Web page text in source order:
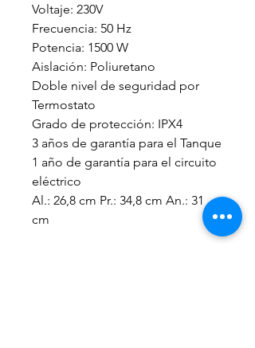
Voltaje: 230V
Frecuencia: 50 Hz
Potencia: 1500 W
Aislación: Poliuretano
Doble nivel de seguridad por
Termostato
Grado de protección: IPX4
3 años de garantía para el Tanque
1 año de garantía para el circuito
eléctrico
Al.: 26,8 cm Pr.: 34,8 cm An.: 31
cm